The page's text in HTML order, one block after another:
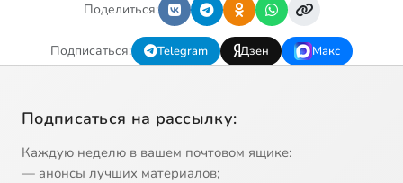
Поделиться:
Подписаться: Telegram Дзен Макс
Подписаться на рассылку:
Каждую неделю в вашем почтовом ящике:
— анонсы лучших материалов;